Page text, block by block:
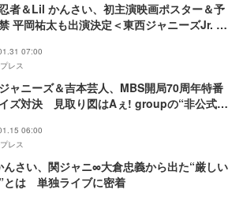
者＆Lil かんさい、初主演映画ポスター＆予
平岡祐太も出演決定＜東西ジャニーズJr. ぼ
07:00
レス
ャニーズ＆吉本芸人、MBS開局70周年特番
ズ対決 見取り図はAぇ! groupの“非公式お
06:00
レス
さい、関ジャニ∞大倉忠義から出た“厳しい
とは 単独ライブに密着